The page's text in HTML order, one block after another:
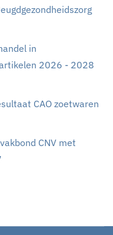
in
2026 - 2028
CAO zoetwaren
CNV met